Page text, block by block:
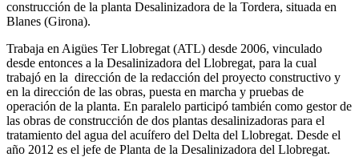
construcción de la planta Desalinizadora de la Tordera, situada en
Blanes (Girona).
Trabaja en Aigües Ter Llobregat (ATL) desde 2006, vinculado
desde entonces a la Desalinizadora del Llobregat, para la cual
trabajó en la dirección de la redacción del proyecto constructivo y
en la dirección de las obras, puesta en marcha y pruebas de
operación de la planta. En paralelo participó también como gestor de
las obras de construcción de dos plantas desalinizadoras para el
tratamiento del agua del acuífero del Delta del Llobregat. Desde el
año 2012 es el jefe de Planta de la Desalinizadora del Llobregat.